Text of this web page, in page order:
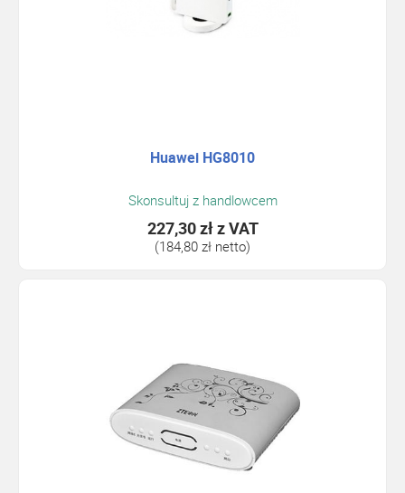
Huawei HG8010
Skonsultuj z handlowcem
227,30 złz VAT
(184,80 zł netto)